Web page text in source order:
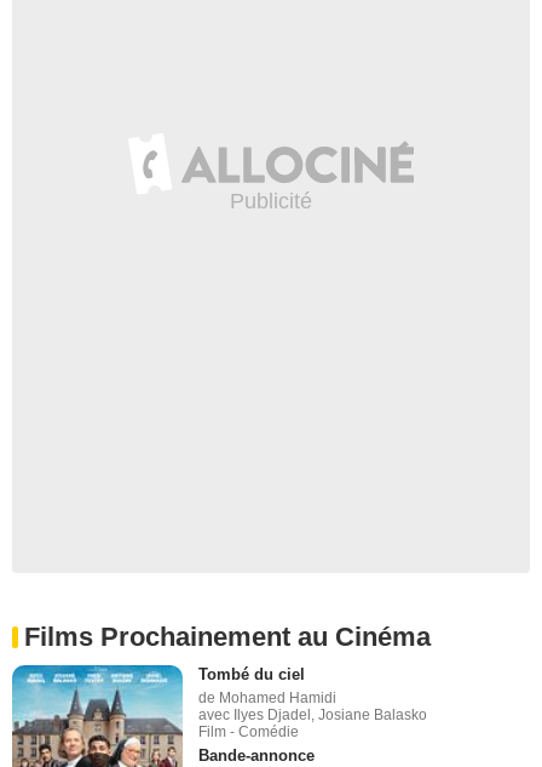
Films Prochainement au Cinéma
Tombé du ciel
de Mohamed Hamidi
avec Ilyes Djadel, Josiane Balasko
Film - Comédie
Bande-annonce